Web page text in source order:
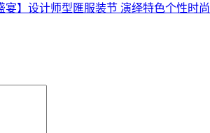
宴】设计师型匯服装节 演绎特色个性时尚